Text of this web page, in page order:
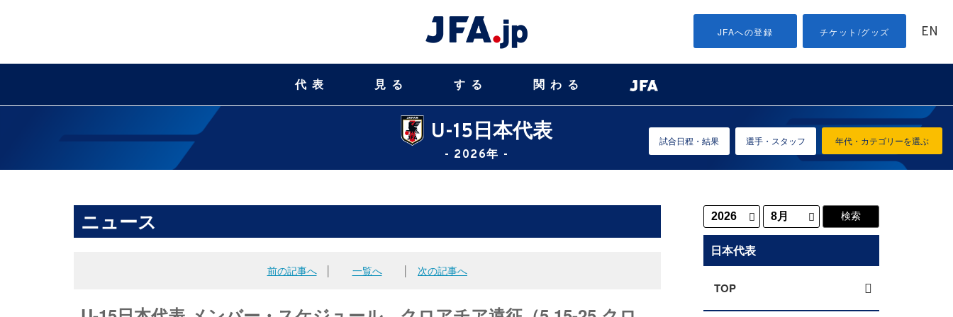
JFAへの登録 チケット/グッズ EN
代表 見る する 関わる
U-15日本代表
- 2026年 -
年代・カテゴリーを選ぶ
試合日程・結果 選手・スタッフ
ニュース
前の記事へ│ 一覧へ 次の記事へ
日本代表
TOP